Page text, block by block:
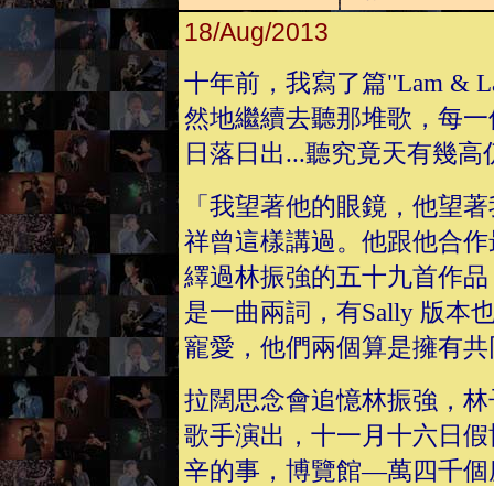
18/Aug/2013
十年前，我寫了篇"Lam &
然地繼續去聽那堆歌，每
日落日出...聽究竟天有幾
「我望著他的眼鏡，他望
祥曾這樣講過。他跟他合
繹過林振強的五十九首作
是一曲兩詞，有Sally 版本
寵愛，他們兩個算是擁有
拉闊思念會追憶林振強，
歌手演出，十一月十六日
辛的事，博覽館—萬四千個